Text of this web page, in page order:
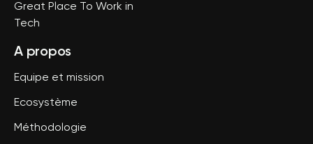
Great Place To Work in
Tech
A propos
Equipe et mission
Ecosystème
Méthodologie